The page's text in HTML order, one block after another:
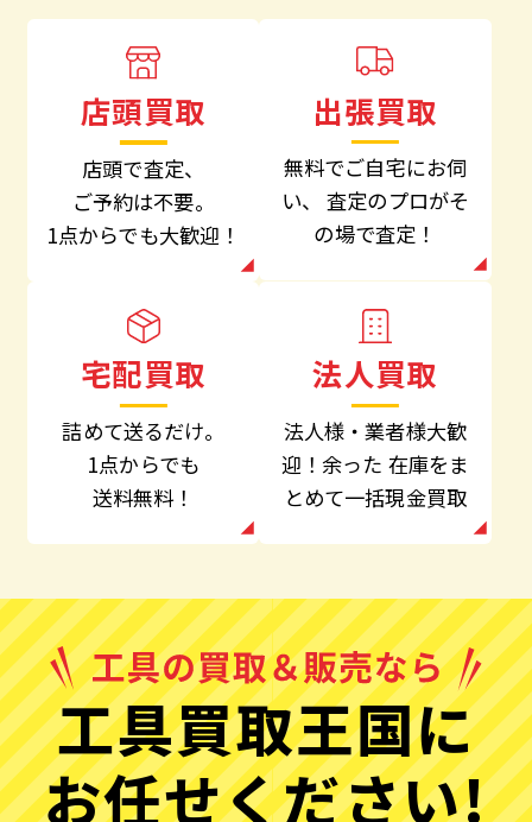
店頭買取
店頭で査定、
ご予約は不要。
1点からでも大歓迎！
出張買取
無料でご自宅にお伺
い、 査定のプロがそ
の場で査定！
宅配買取
詰めて送るだけ。
1点からでも
送料無料！
法人買取
法人様・業者様大歓
迎！余った 在庫をま
とめて一括現金買取
工具買取王国に
お任せください!